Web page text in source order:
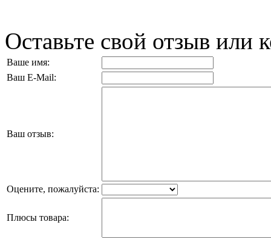
Оставьте свой отзыв или
Ваше имя:
Ваш E-Mail:
Ваш отзыв:
Оцените, пожалуйста:
Плюсы товара: